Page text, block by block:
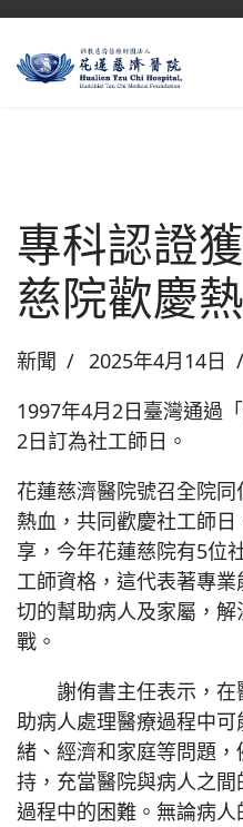
專科認證
慈院歡慶
新聞 2025年4月14日
1997年4月2日臺灣通過
2日訂為社工師日。
花蓮慈濟醫院號召全院
熱血，共同歡慶社工師
享，今年花蓮慈院有5位
工師資格，這代表著專
切的幫助病人及家屬，
戰。
謝侑書主任表示，在
助病人處理醫療過程中
緒、經濟和家庭等問題
持，充當醫院與病人之
過程中的困難。無論病